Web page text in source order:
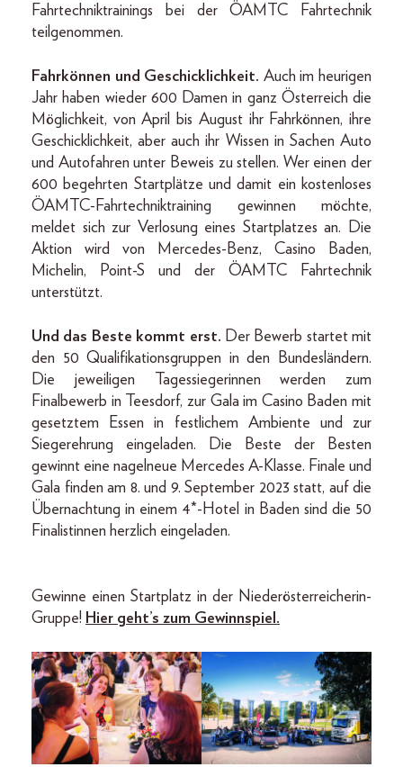
Fahrtechniktrainings bei der ÖAMTC Fahrtechnik
teilgenommen.
Fahrkönnen und Geschicklichkeit. Auch im heurigen
Jahr haben wieder 600 Damen in ganz Österreich die
Möglichkeit, von April bis August ihr Fahrkönnen, ihre
Geschicklichkeit, aber auch ihr Wissen in Sachen Auto
und Autofahren unter Beweis zu stellen. Wer einen der
600 begehrten Startplätze und damit ein kostenloses
ÖAMTC-Fahrtechniktraining gewinnen möchte,
meldet sich zur Verlosung eines Startplatzes an. Die
Aktion wird von Mercedes-Benz, Casino Baden,
Michelin, Point-S und der ÖAMTC Fahrtechnik
unterstützt.
Und das Beste kommt erst. Der Bewerb startet mit
den 50 Qualifikationsgruppen in den Bundesländern.
Die jeweiligen Tagessiegerinnen werden zum
Finalbewerb in Teesdorf, zur Gala im Casino Baden mit
gesetztem Essen in festlichem Ambiente und zur
Siegerehrung eingeladen. Die Beste der Besten
gewinnt eine nagelneue Mercedes A-Klasse. Finale und
Gala finden am 8. und 9. September 2023 statt, auf die
Übernachtung in einem 4*-Hotel in Baden sind die 50
Finalistinnen herzlich eingeladen.
Gewinne einen Startplatz in der Niederöster­reicherin-
Gruppe! Hier geht’s zum Gewinnspiel.